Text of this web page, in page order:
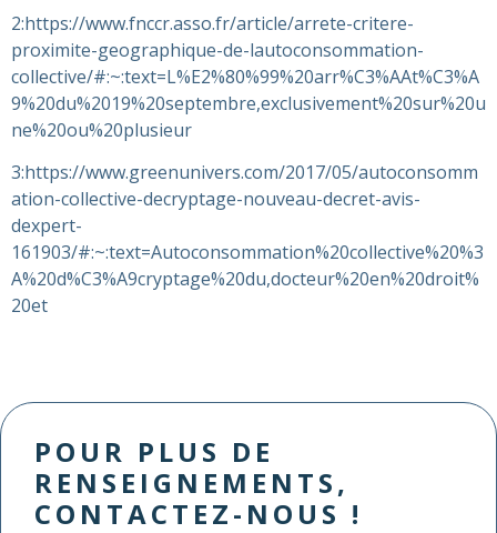
2:https://www.fnccr.asso.fr/article/arrete-critere-
proximite-geographique-de-lautoconsommation-
collective/#:~:text=L%E2%80%99%20arr%C3%AAt%C3%A
9%20du%2019%20septembre,exclusivement%20sur%20u
ne%20ou%20plusieur
3:https://www.greenunivers.com/2017/05/autoconsomm
ation-collective-decryptage-nouveau-decret-avis-
dexpert-
161903/#:~:text=Autoconsommation%20collective%20%3
A%20d%C3%A9cryptage%20du,docteur%20en%20droit%
20et
POUR PLUS DE
RENSEIGNEMENTS,
CONTACTEZ-NOUS !